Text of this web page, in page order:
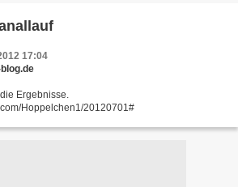
17:04
Ergebnisse.
Hoppelchen1/20120701#